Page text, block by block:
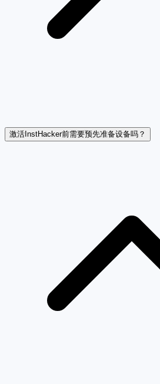
激活InstHacker前需要预先准备设备吗？